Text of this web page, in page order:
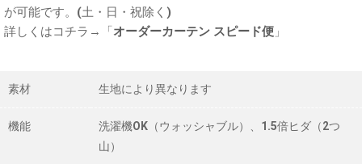
が可能です。(土・日・祝除く)
詳しくはコチラ→「オーダーカーテン スピード便 」
素材 生地により異なります
機能
洗濯機OK（ウォッシャブル）、1.5倍ヒダ（2つ
山）